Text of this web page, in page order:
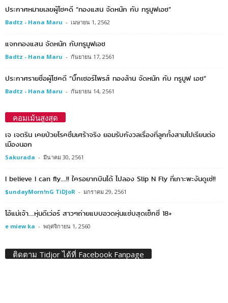
ประกาศหมายเลขผู้โชคดี “ทองแสน จัดหนัก กับ ทรูมูฟเอช”
Badtz - Hana Maru - เมษายน 1, 2562
แจกทองแสน จัดหนัก กับทรูมูฟเอช
Badtz - Hana Maru - กันยายน 17, 2561
ประกาศรายชื่อผู้โชคดี “บิ๊กเซอร์ไพรส์ ทองล้าน จัดหนัก กับ ทรูมูฟ เอช”
Badtz - Hana Maru - กันยายน 14, 2561
คอมเม้นสูงสุด
เจ เจตริน เคยป่วยโรคซึมเศร้าจริง ยอมรับกังวลเรื่องที่ลูกทั้งสามไปเรียนต่อ
เมืองนอก
Sakurada - มีนาคม 30, 2561
I believe I can fly….!! ใครอยากบินได้ ไปลอง Slip N Fly ที่เกาะพะงันดูเซ่!!
$undayMorn!nG TiDJoR - มกราคม 29, 2561
โอ้แม่เจ้า….หุ่นดีเว่อร์ สาวๆถ่ายแบบอวดหุ่นแซ่บสุดเซ็กซี่ 18+
e miew ka - พฤศจิกายน 1, 2560
ติดตาม Tidjor ได้ที่ Facebook Fanpage